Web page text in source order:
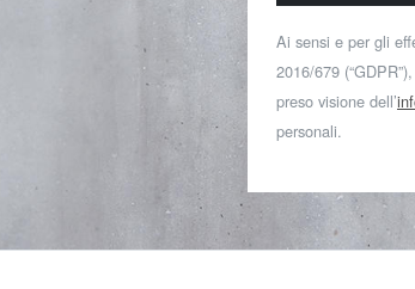
Ai sensi e per gli
2016/679
preso visione dell’
personali.